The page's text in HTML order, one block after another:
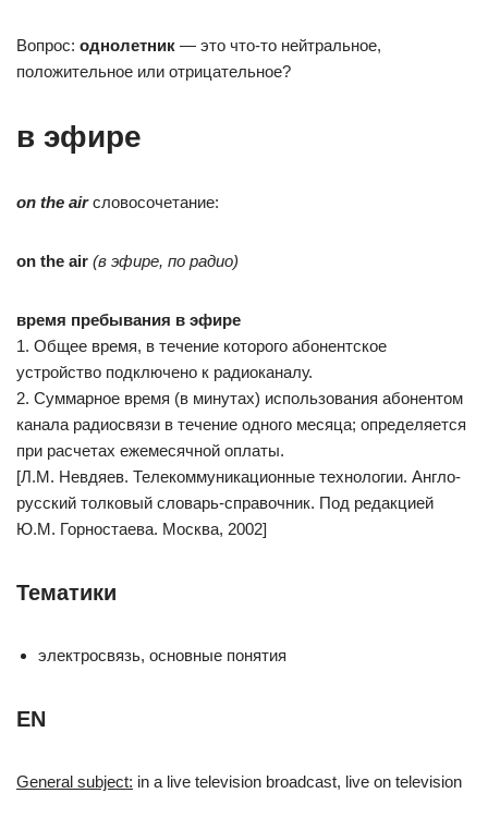
Вопрос: однолетник — это что-то нейтральное,
положительное или отрицательное?
в эфире
on the airсловосочетание:
on the air (в эфире, по радио)
время пребывания в эфире
1. Общее время, в течение которого абонентское
устройство подключено к радиоканалу.
2. Суммарное время (в минутах) использования абонентом
канала радиосвязи в течение одного месяца; определяется
при расчетах ежемесячной оплаты.
[Л.М. Невдяев. Телекоммуникационные технологии. Англо-
русский толковый словарь-справочник. Под редакцией
Ю.М. Горностаева. Москва, 2002]
Тематики
электросвязь, основные понятия
EN
General subject: in a live television broadcast, live on television